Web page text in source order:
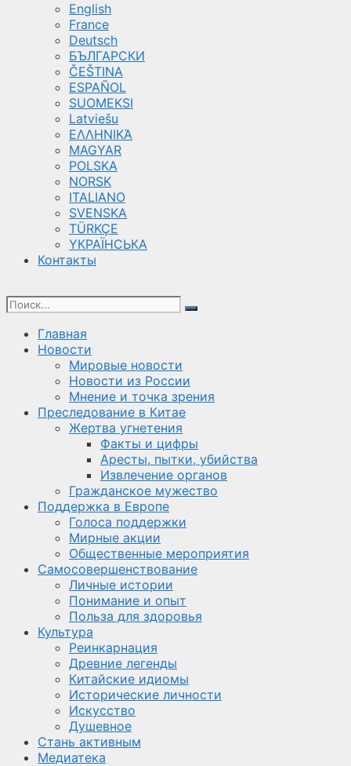
English
France
Deutsch
БЪЛГАРСКИ
ČEŠTINA
ESPAÑOL
SUOMEKSI
Latviešu
ΕΛΛΗΝΙΚΆ
MAGYAR
POLSKA
NORSK
ITALIANO
SVENSKA
TÜRKÇE
YКРАЇНСЬКА
Контакты
Главная
Новости
Мировые новости
Новости из России
Мнение и точка зрения
Преследование в Китае
Жертва угнетения
Факты и цифры
Аресты, пытки, убийства
Извлечение органов
Гражданское мужество
Поддержка в Европе
Голоса поддержки
Мирные акции
Общественные мероприятия
Самосовершенствование
Личные истории
Понимание и опыт
Польза для здоровья
Культура
Реинкарнация
Древние легенды
Китайские идиомы
Исторические личности
Искусство
Душевное
Стань активным
Медиатека